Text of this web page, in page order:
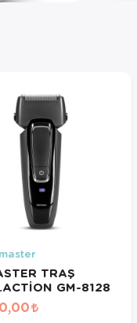
TRAŞ
GM-8128